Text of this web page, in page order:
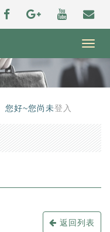
您好~您尚未登入
返回列表